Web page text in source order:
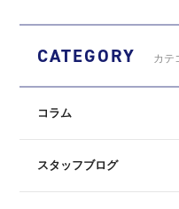
CATEGORY カテ
コラム
スタッフブログ